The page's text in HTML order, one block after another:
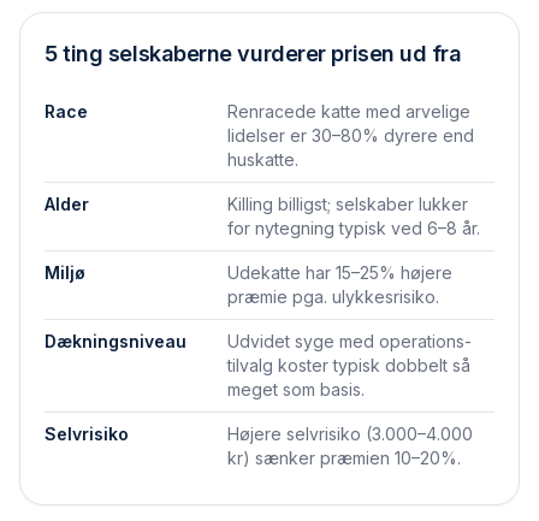
5 ting selskaberne vurderer prisen ud fra
Race
Renracede katte med arvelige
lidelser er 30–80% dyrere end
huskatte.
Alder
Killing billigst; selskaber lukker
for nytegning typisk ved 6–8 år.
Miljø
Udekatte har 15–25% højere
præmie pga. ulykkesrisiko.
Dækningsniveau
Udvidet syge med operations­
tilvalg koster typisk dobbelt så
meget som basis.
Selvrisiko
Højere selvrisiko (3.000–4.000
kr) sænker præmien 10–20%.